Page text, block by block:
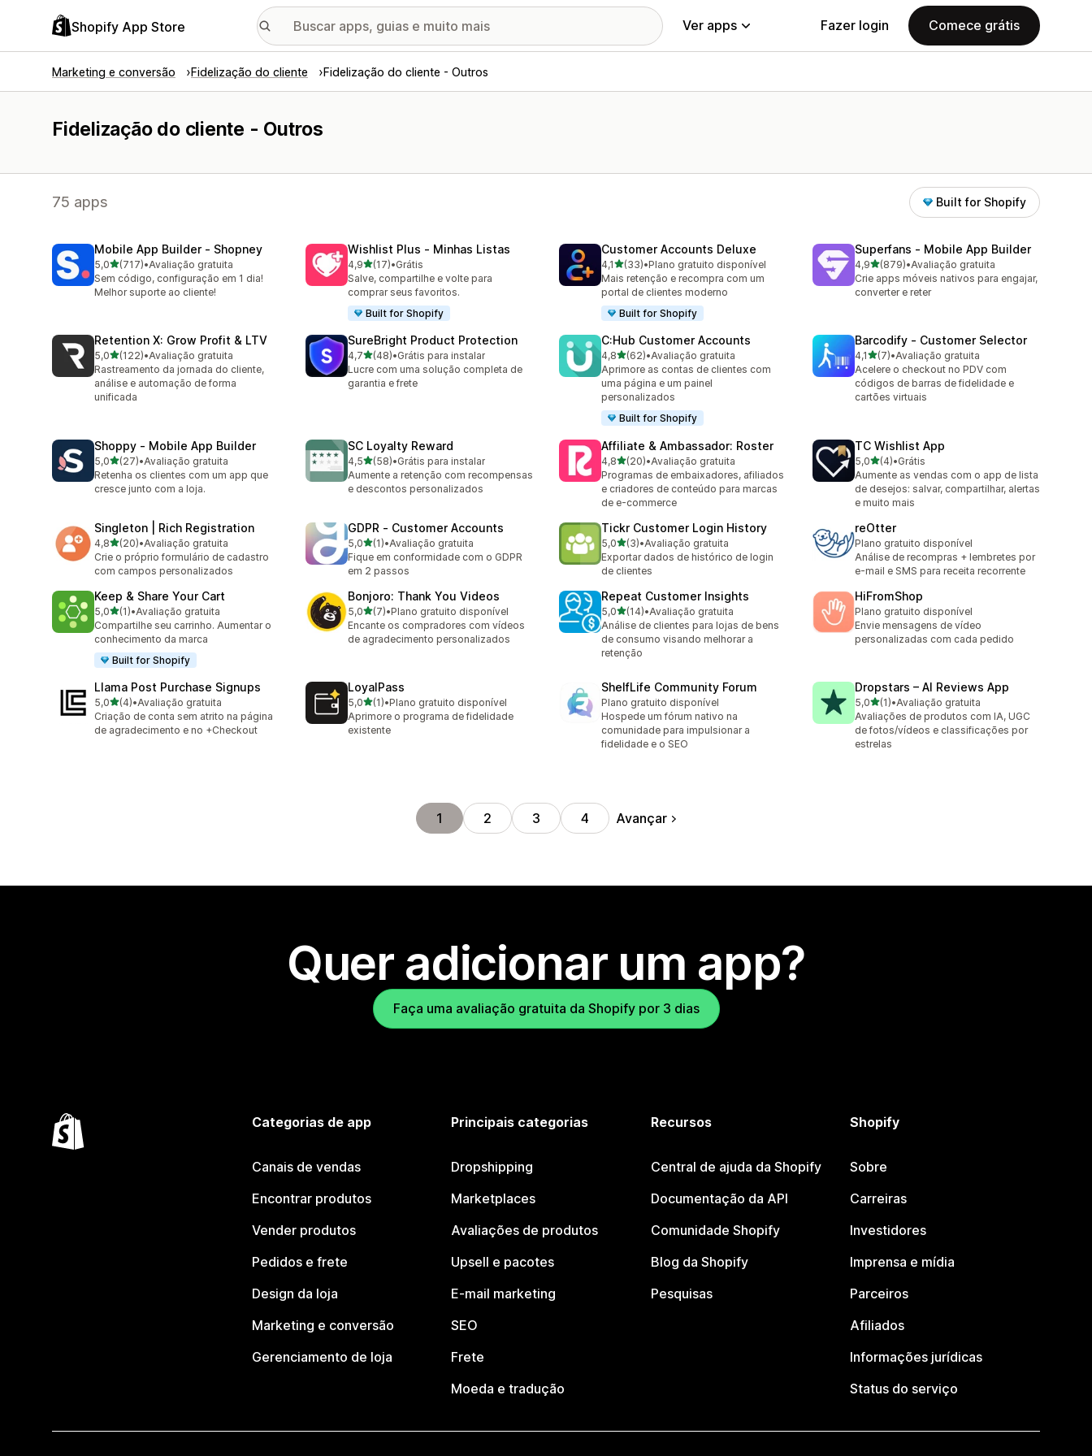
Shopify App Store Ver apps Fazer login Comece grátis
Marketing e conversão Fidelização do cliente Fidelização do cliente - Outros
Fidelização do cliente - Outros
75 apps Built for Shopify
Mobile App Builder ‑ Shopney
5,0de 5 estrelas
(717)
717 avaliações ao todo
•Avaliação gratuita
Sem código, configuração em 1 dia!
Melhor suporte ao cliente!
Wishlist Plus ‑ Minhas Listas
4,9de 5 estrelas
(17)
17 avaliações ao todo
•Grátis
Salve, compartilhe e volte para
comprar seus favoritos.
Built for Shopify
Customer Accounts Deluxe
4,1de 5 estrelas
(33)
33 avaliações ao todo
•Plano gratuito disponível
Mais retenção e recompra com um
portal de clientes moderno
Built for Shopify
Superfans ‑ Mobile App Builder
4,9de 5 estrelas
(879)
879 avaliações ao todo
•Avaliação gratuita
Crie apps móveis nativos para engajar,
converter e reter
Retention X: Grow Profit & LTV
5,0de 5 estrelas
(122)
122 avaliações ao todo
•Avaliação gratuita
Rastreamento da jornada do cliente,
análise e automação de forma
unificada
SureBright Product Protection
4,7de 5 estrelas
(48)
48 avaliações ao todo
•Grátis para instalar
Lucre com uma solução completa de
garantia e frete
C:Hub Customer Accounts
4,8de 5 estrelas
(62)
62 avaliações ao todo
•Avaliação gratuita
Aprimore as contas de clientes com
uma página e um painel
personalizados
Built for Shopify
Barcodify ‑ Customer Selector
4,1de 5 estrelas
(7)
7 avaliações ao todo
•Avaliação gratuita
Acelere o checkout no PDV com
códigos de barras de fidelidade e
cartões virtuais
Shoppy ‑ Mobile App Builder
5,0de 5 estrelas
(27)
27 avaliações ao todo
•Avaliação gratuita
Retenha os clientes com um app que
cresce junto com a loja.
SC Loyalty Reward
4,5de 5 estrelas
(58)
58 avaliações ao todo
•Grátis para instalar
Aumente a retenção com recompensas
e descontos personalizados
Affiliate & Ambassador: Roster
4,8de 5 estrelas
(20)
20 avaliações ao todo
•Avaliação gratuita
Programas de embaixadores, afiliados
e criadores de conteúdo para marcas
de e-commerce
TC Wishlist App
5,0de 5 estrelas
(4)
4 avaliações ao todo
•Grátis
Aumente as vendas com o app de lista
de desejos: salvar, compartilhar, alertas
e muito mais
Singleton | Rich Registration
4,8de 5 estrelas
(20)
20 avaliações ao todo
•Avaliação gratuita
Crie o próprio formulário de cadastro
com campos personalizados
GDPR ‑ Customer Accounts
5,0de 5 estrelas
(1)
1 avaliações ao todo
•Avaliação gratuita
Fique em conformidade com o GDPR
em 2 passos
Tickr Customer Login History
5,0de 5 estrelas
(3)
3 avaliações ao todo
•Avaliação gratuita
Exportar dados de histórico de login
de clientes
reOtter
Plano gratuito disponível
Análise de recompras + lembretes por
e-mail e SMS para receita recorrente
Keep & Share Your Cart
5,0de 5 estrelas
(1)
1 avaliações ao todo
•Avaliação gratuita
Compartilhe seu carrinho. Aumentar o
conhecimento da marca
Built for Shopify
Bonjoro: Thank You Videos
5,0de 5 estrelas
(7)
7 avaliações ao todo
•Plano gratuito disponível
Encante os compradores com vídeos
de agradecimento personalizados
Repeat Customer Insights
5,0de 5 estrelas
(14)
14 avaliações ao todo
•Avaliação gratuita
Análise de clientes para lojas de bens
de consumo visando melhorar a
retenção
HiFromShop
Plano gratuito disponível
Envie mensagens de vídeo
personalizadas com cada pedido
Llama Post Purchase Signups
5,0de 5 estrelas
(4)
4 avaliações ao todo
•Avaliação gratuita
Criação de conta sem atrito na página
de agradecimento e no +Checkout
LoyalPass
5,0de 5 estrelas
(1)
1 avaliações ao todo
•Plano gratuito disponível
Aprimore o programa de fidelidade
existente
ShelfLife Community Forum
Plano gratuito disponível
Hospede um fórum nativo na
comunidade para impulsionar a
fidelidade e o SEO
Dropstars – AI Reviews App
5,0de 5 estrelas
(1)
1 avaliações ao todo
•Avaliação gratuita
Avaliações de produtos com IA, UGC
de fotos/vídeos e classificações por
estrelas
1 2 3 4 Avançar
Quer adicionar um app?
Faça uma avaliação gratuita da Shopify por 3 dias
Categorias de app
Canais de vendas
Encontrar produtos
Vender produtos
Pedidos e frete
Design da loja
Marketing e conversão
Gerenciamento de loja
Principais categorias
Dropshipping
Marketplaces
Avaliações de produtos
Upsell e pacotes
E-mail marketing
SEO
Frete
Moeda e tradução
Recursos
Central de ajuda da Shopify
Documentação da API
Comunidade Shopify
Blog da Shopify
Pesquisas
Shopify
Sobre
Carreiras
Investidores
Imprensa e mídia
Parceiros
Afiliados
Informações jurídicas
Status do serviço